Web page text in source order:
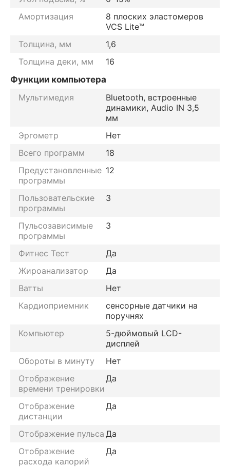
Амортизация
8 плоских эластомеров
VCS Lite™
Толщина, мм
1,6
Толщина деки, мм
16
Функции компьютера
Мультимедия
Bluetooth, встроенные
динамики, Audio IN 3,5
мм
Эргометр
Нет
Всего программ
18
Предустановленные
программы
12
Пользовательские
программы
3
Пульсозависимые
программы
3
Фитнес Тест
Да
Жироанализатор
Да
Ватты
Нет
Кардиоприемник
сенсорные датчики на
поручнях
Компьютер
5-дюймовый LCD-
дисплей
Обороты в минуту
Нет
Отображение
времени тренировки
Да
Отображение
дистанции
Да
Отображение пульса Да
Отображение
расхода калорий
Да